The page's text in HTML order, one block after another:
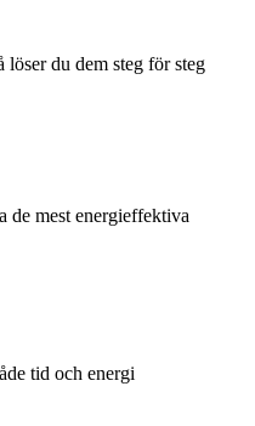
löser du dem steg för steg
de mest energieffektiva
tid och energi